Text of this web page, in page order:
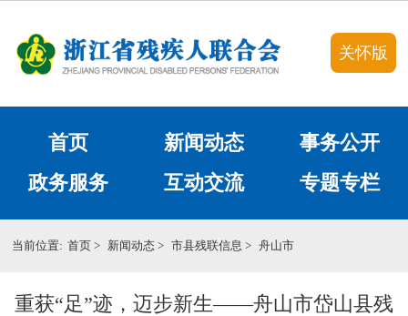
关怀版
首页 新闻动态
事务公开
政务服务
互动交流 专题专栏
当前位置: 首页 > 新闻动态> 市县残联信息> 舟山市
重获“足”迹，迈步新生——舟山市岱山县残